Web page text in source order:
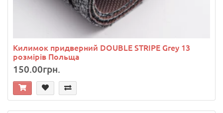
Килимок придверний DOUBLE STRIPE Grey 13
розмірів Польща
150.00грн.